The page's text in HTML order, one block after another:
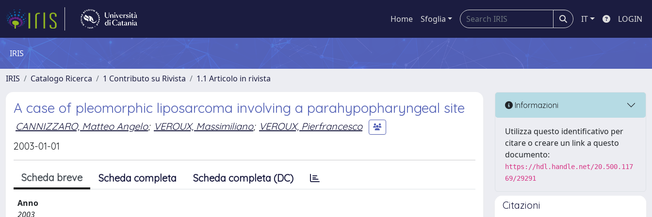
Home Sfoglia IT LOGIN
IRIS
IRIS Catalogo Ricerca 1 Contributo su Rivista 1.1 Articolo in rivista
A case of pleomorphic liposarcoma involving a parahypopharyngeal site
CANNIZZARO, Matteo Angelo; VEROUX, Massimiliano; VEROUX, Pierfrancesco
2003-01-01
Scheda breve Scheda completa Scheda completa (DC)
Anno
2003
Informazioni
Utilizza questo identificativo per
citare o creare un link a questo
documento:
https://hdl.handle.net/20.500.117
69/29291
Citazioni